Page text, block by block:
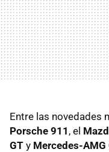
Entre las novedades
Porsche 911 , el
GT y Mercedes-AMG